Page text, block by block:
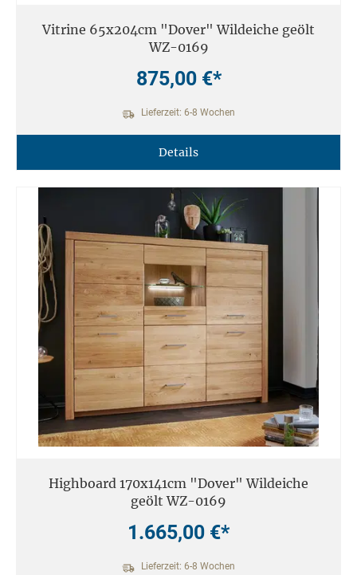
Vitrine 65x204cm "Dover" Wildeiche geölt
WZ-0169
875,00 €*
Lieferzeit: 6-8 Wochen
Details
Highboard 170x141cm "Dover" Wildeiche
geölt WZ-0169
1.665,00 €*
Lieferzeit: 6-8 Wochen